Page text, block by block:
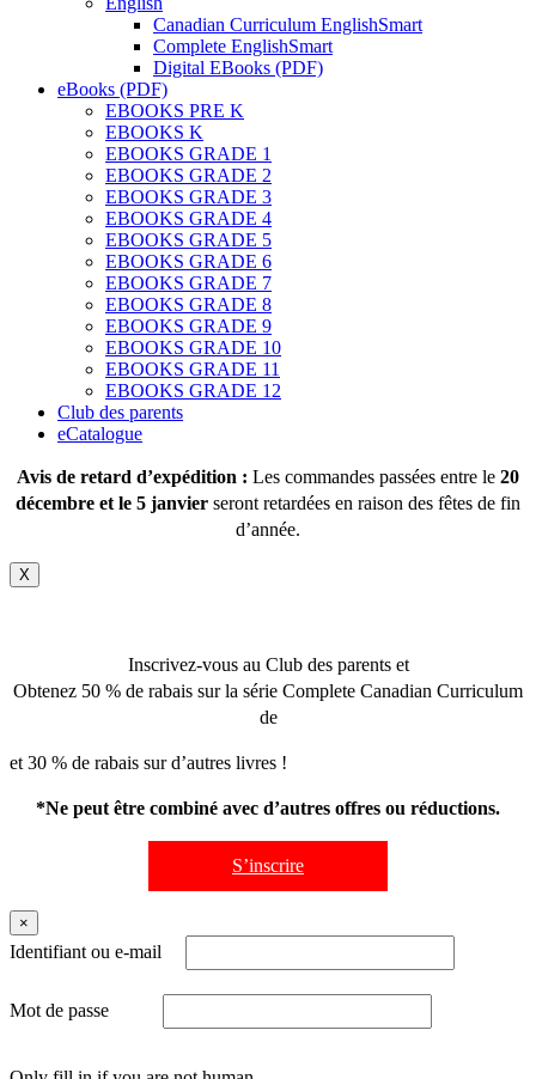
Canadian Curriculum EnglishSmart
Complete EnglishSmart
Digital EBooks (PDF)
eBooks (PDF)
EBOOKS PRE K
EBOOKS K
EBOOKS GRADE 1
EBOOKS GRADE 2
EBOOKS GRADE 3
EBOOKS GRADE 4
EBOOKS GRADE 5
EBOOKS GRADE 6
EBOOKS GRADE 7
EBOOKS GRADE 8
EBOOKS GRADE 9
EBOOKS GRADE 10
EBOOKS GRADE 11
EBOOKS GRADE 12
Club des parents
eCatalogue
Avis de retard d’expédition : Les commandes passées entre le 20
décembre et le 5 janvier seront retardées en raison des fêtes de fin
d’année.
X
Inscrivez-vous au Club des parents et
Obtenez 50 % de rabais sur la série Complete Canadian Curriculum
de
et 30 % de rabais sur d’autres livres !
*Ne peut être combiné avec d’autres offres ou réductions.
S’inscrire
×
Identifiant ou e-mail
Mot de passe